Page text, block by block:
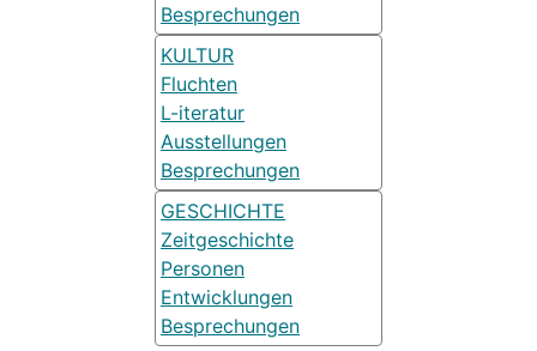
Besprechungen
KULTUR
Fluchten
L-iteratur
Ausstellungen
Besprechungen
GESCHICHTE
Zeitgeschichte
Personen
Entwicklungen
Besprechungen